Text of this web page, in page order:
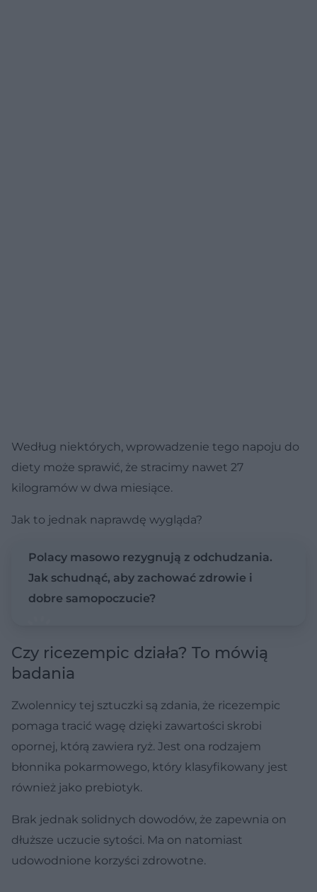
Według niektórych, wprowadzenie tego napoju do
diety może sprawić, że stracimy nawet 27
kilogramów w dwa miesiące.
Jak to jednak naprawdę wygląda?
Polacy masowo rezygnują z odchudzania.
Jak schudnąć, aby zachować zdrowie i
dobre samopoczucie?
Czy ricezempic działa? To mówią
badania
Zwolennicy tej sztuczki są zdania, że ricezempic
pomaga tracić wagę dzięki zawartości skrobi
opornej, którą zawiera ryż. Jest ona rodzajem
błonnika pokarmowego, który klasyfikowany jest
również jako prebiotyk.
Brak jednak solidnych dowodów, że zapewnia on
dłuższe uczucie sytości. Ma on natomiast
udowodnione korzyści zdrowotne.